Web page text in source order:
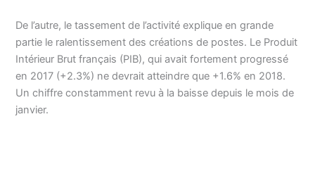
De l’autre, le tassement de l’activité explique en grande
partie le ralentissement des créations de postes. Le Produit
Intérieur Brut français (PIB), qui avait fortement progressé
en 2017 (+2.3%) ne devrait atteindre que +1.6% en 2018.
Un chiffre constamment revu à la baisse depuis le mois de
janvier.